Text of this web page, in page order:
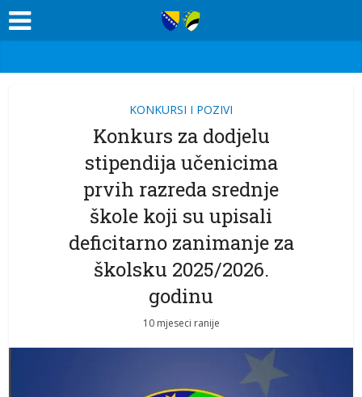
KONKURSI I POZIVI
Konkurs za dodjelu
stipendija učenicima
prvih razreda srednje
škole koji su upisali
deficitarno zanimanje za
školsku 2025/2026.
godinu
10 mjeseci ranije